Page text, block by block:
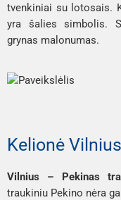
tvenkiniai su lotosais.
yra šalies simbolis.
grynas malonumas.
Kelionė
Vilnius – Pekinas
traukiniu Pekino nėra